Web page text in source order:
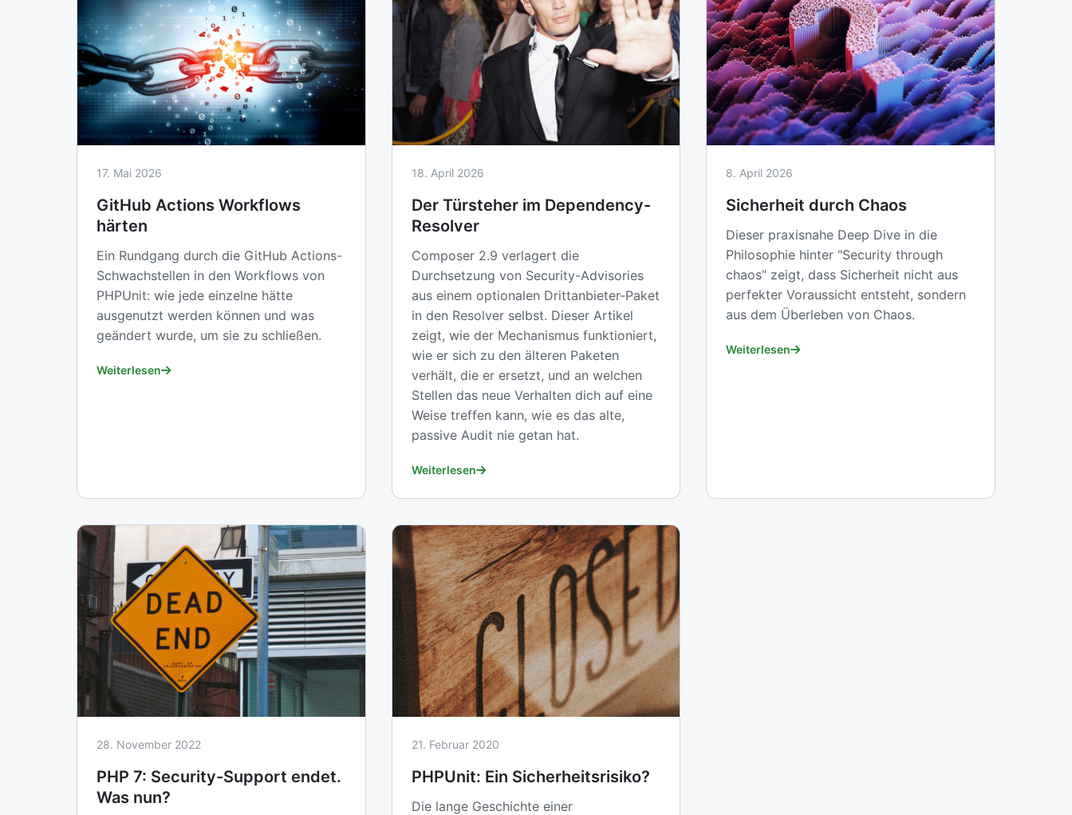
17. Mai 2026
GitHub Actions Workflows
härten
Ein Rundgang durch die GitHub Actions-
Schwachstellen in den Workflows von
PHPUnit: wie jede einzelne hätte
ausgenutzt werden können und was
geändert wurde, um sie zu schließen.
Weiterlesen
18. April 2026
Der Türsteher im Dependency-
Resolver
Composer 2.9 verlagert die
Durchsetzung von Security-Advisories
aus einem optionalen Drittanbieter-Paket
in den Resolver selbst. Dieser Artikel
zeigt, wie der Mechanismus funktioniert,
wie er sich zu den älteren Paketen
verhält, die er ersetzt, und an welchen
Stellen das neue Verhalten dich auf eine
Weise treffen kann, wie es das alte,
passive Audit nie getan hat.
Weiterlesen
8. April 2026
Sicherheit durch Chaos
Dieser praxisnahe Deep Dive in die
Philosophie hinter "Security through
chaos" zeigt, dass Sicherheit nicht aus
perfekter Voraussicht entsteht, sondern
aus dem Überleben von Chaos.
Weiterlesen
28. November 2022
PHP 7: Security-Support endet.
Was nun?
21. Februar 2020
PHPUnit: Ein Sicherheitsrisiko?
Die lange Geschichte einer